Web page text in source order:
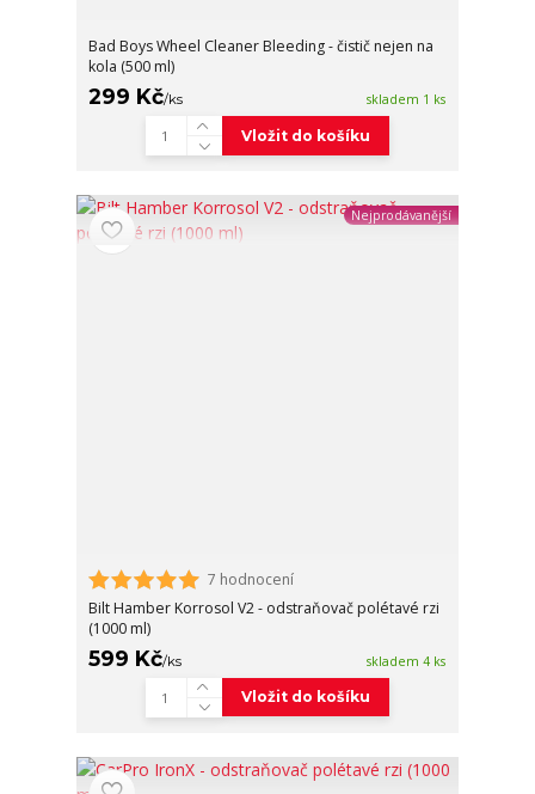
Bad Boys Wheel Cleaner Bleeding - čistič nejen na
kola (500 ml)
299 Kč/ks skladem 1 ks
Vložit do košíku
Nejprodávanější
7 hodnocení
Bilt Hamber Korrosol V2 - odstraňovač polétavé rzi
(1000 ml)
599 Kč/ks skladem 4 ks
Vložit do košíku